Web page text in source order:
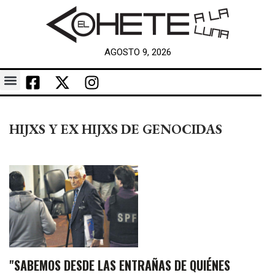
AGOSTO 9, 2026
HIJXS Y EX HIJXS DE GENOCIDAS
"SABEMOS DESDE LAS ENTRAÑAS DE QUIÉNES